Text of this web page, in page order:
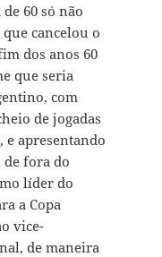
60 só não
cancelou o
dos anos 60
que seria
com
de jogadas
e apresentando
fora do
líder do
a Copa
vice-
de maneira